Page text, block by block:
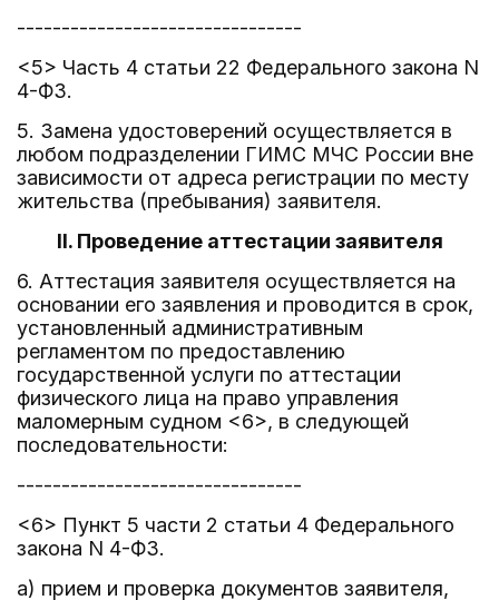
--------------------------------
<5> Часть 4 статьи 22 Федерального закона N
4-ФЗ.
5. Замена удостоверений осуществляется в
любом подразделении ГИМС МЧС России вне
зависимости от адреса регистрации по месту
жительства (пребывания) заявителя.
II. Проведение аттестации заявителя
6. Аттестация заявителя осуществляется на
основании его заявления и проводится в срок,
установленный административным
регламентом по предоставлению
государственной услуги по аттестации
физического лица на право управления
маломерным судном <6>, в следующей
последовательности:
--------------------------------
<6> Пункт 5 части 2 статьи 4 Федерального
закона N 4-ФЗ.
а) прием и проверка документов заявителя,